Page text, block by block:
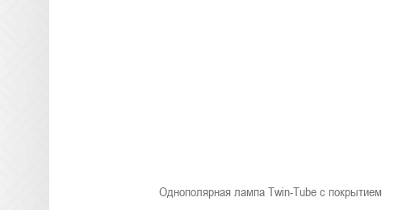
Однополярная лампа Twin-Tube с покрытием